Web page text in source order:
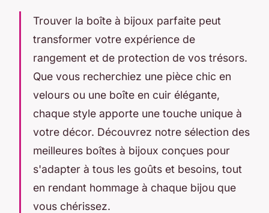
Trouver la boîte à bijoux parfaite peut
transformer votre expérience de
rangement et de protection de vos trésors.
Que vous recherchiez une pièce chic en
velours ou une boîte en cuir élégante,
chaque style apporte une touche unique à
votre décor. Découvrez notre sélection des
meilleures boîtes à bijoux conçues pour
s'adapter à tous les goûts et besoins, tout
en rendant hommage à chaque bijou que
vous chérissez.